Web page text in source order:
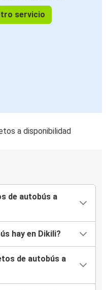
servicio
a disponibilidad
de autobús a
hay en Dikili?
de autobús a